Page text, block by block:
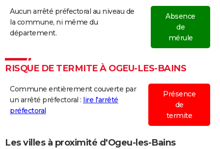
Aucun arrêté préfectoral au niveau de
la commune, ni même du
département.
Absence
de
mérule
RISQUE DE TERMITE À OGEU-LES-BAINS
Commune entièrement couverte par
un arrêté préfectoral : lire l'arrêté
préfectoral
Présence
de
termite
Les villes à proximité d'Ogeu-les-Bains